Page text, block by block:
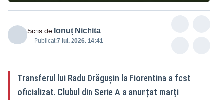
Scris de Ionuț Nichita
Publicat:7 iul. 2026, 14:41
Transferul lui Radu Drăgușin la Fiorentina a fost
oficializat. Clubul din Serie A a anunțat marți